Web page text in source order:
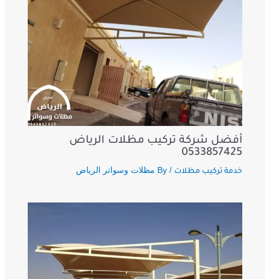
أفضل شركة تركيب مظلات الرياض
0533857425
خدمة تركيب مظلات / By مظلات وسواتر الرياض